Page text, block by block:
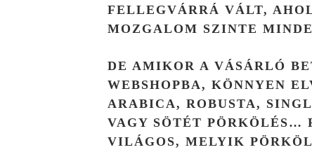
FELLEGVÁRRÁ VÁLT,
MOZGALOM SZINTE
DE AMIKOR A VÁSÁRLÓ
WEBSHOPBA, KÖNNYEN
ARABICA, ROBUSTA,
VAGY SÖTÉT PÖRKÖLÉS…
VILÁGOS, MELYIK